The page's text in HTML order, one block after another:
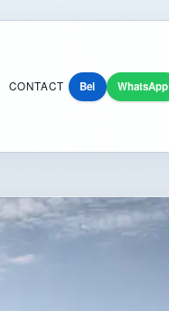
CONTACT Bel WhatsApp